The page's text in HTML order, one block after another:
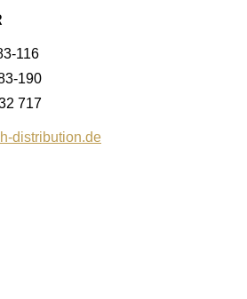
116
190
717
distribution.de